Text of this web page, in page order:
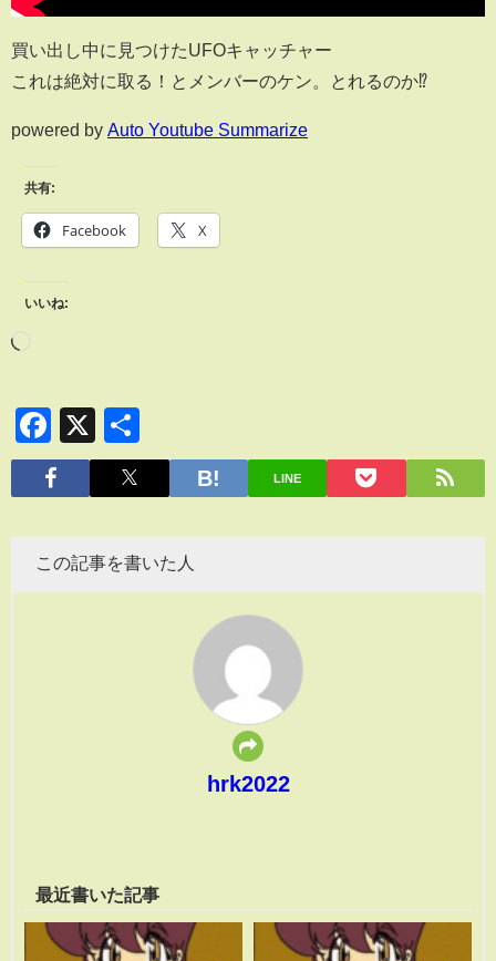
買い出し中に見つけたUFOキャッチャー
これは絶対に取る！とメンバーのケン。とれるのか⁉
powered by Auto Youtube Summarize
共有:
Facebook X
いいね:
Facebook
X
有
LINE
この記事を書いた人
hrk2022
最近書いた記事